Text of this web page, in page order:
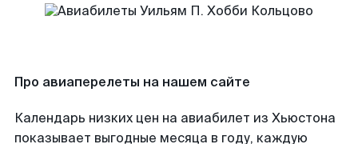
Про авиаперелеты на нашем сайте
Календарь низких цен на авиабилет из Хьюстона
показывает выгодные месяца в году, каждую